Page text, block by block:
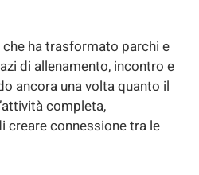
ha trasformato parchi e
di allenamento, incontro e
ancora una volta quanto il
completa,
creare connessione tra le